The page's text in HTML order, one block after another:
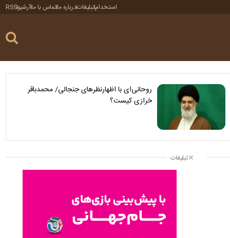
استخدامتبلیغاتدرباره ماتماس با ماآرشیوRSS
روحانی‌ای با اظهارنظرهای جنجالی/ محمدباقر
خرازی کیست؟
تبلیغات